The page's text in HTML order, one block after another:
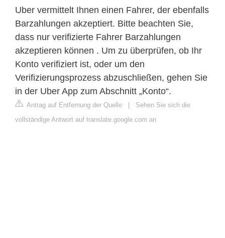
Uber vermittelt Ihnen einen Fahrer, der ebenfalls
Barzahlungen akzeptiert. Bitte beachten Sie,
dass nur verifizierte Fahrer Barzahlungen
akzeptieren können . Um zu überprüfen, ob Ihr
Konto verifiziert ist, oder um den
Verifizierungsprozess abzuschließen, gehen Sie
in der Uber App zum Abschnitt „Konto“.
Antrag auf Entfernung der Quelle
Sehen Sie sich die
vollständige Antwort auf translate.google.com an